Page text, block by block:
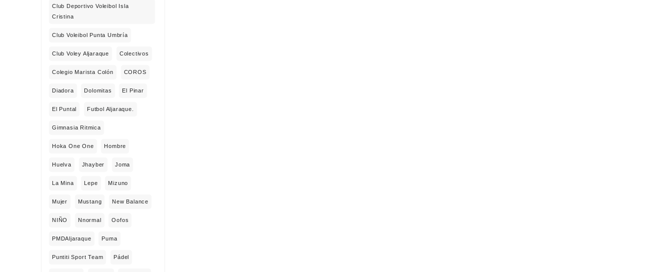
Club Deportivo Voleibol Isla
Cristina
Club Voleibol Punta Umbría
Club Voley Aljaraque Colectivos
Colegio Marista Colón COROS
Diadora Dolomitas El Pinar
El Puntal Futbol Aljaraque.
Gimnasia Ritmica
Hoka One One Hombre
Huelva Jhayber Joma
La Mina Lepe Mizuno
Mujer Mustang New Balance
NIÑO Nnormal Oofos
PMDAljaraque Puma
Puntiti Sport Team Pádel